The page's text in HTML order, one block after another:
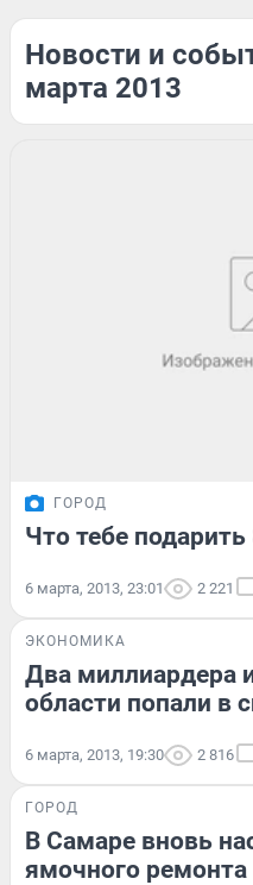
Новости и
марта 2013
ГОРОД
Что тебе
6 марта, 2013, 23:01 2 221
ЭКОНОМИКА
Два миллиардера
области попали в
6 марта, 2013, 19:30 2 816
ГОРОД
В Самаре вновь
ямочного ремонта